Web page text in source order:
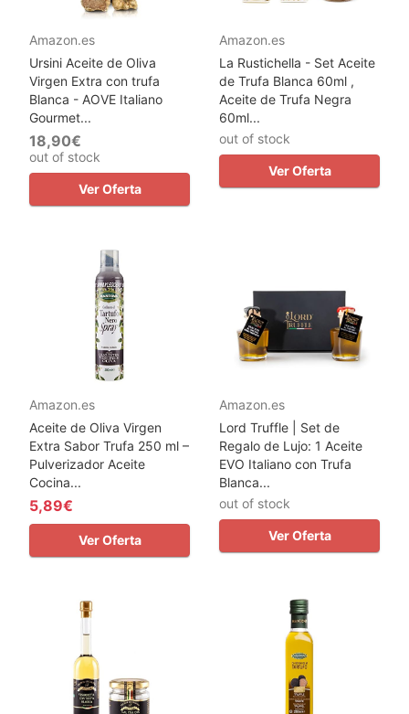
Amazon.es
Ursini Aceite de Oliva
Virgen Extra con trufa
Blanca - AOVE Italiano
Gourmet...
18,90€
out of stock
Ver Oferta
Amazon.es
La Rustichella - Set Aceite
de Trufa Blanca 60ml ,
Aceite de Trufa Negra
60ml...
out of stock
Ver Oferta
Amazon.es
Aceite de Oliva Virgen
Extra Sabor Trufa 250 ml –
Pulverizador Aceite
Cocina...
5,89€
Ver Oferta
Amazon.es
Lord Truffle | Set de
Regalo de Lujo: 1 Aceite
EVO Italiano con Trufa
Blanca...
out of stock
Ver Oferta